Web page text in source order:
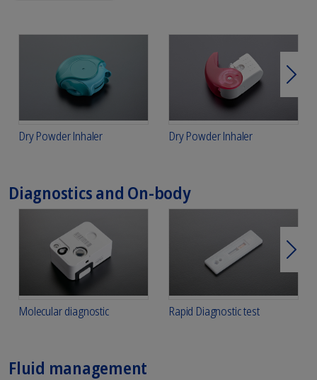
Dry Powder Inhaler Dry Powder Inhaler
Diagnostics and On-body
Molecular diagnostic Rapid Diagnostic test
Fluid management